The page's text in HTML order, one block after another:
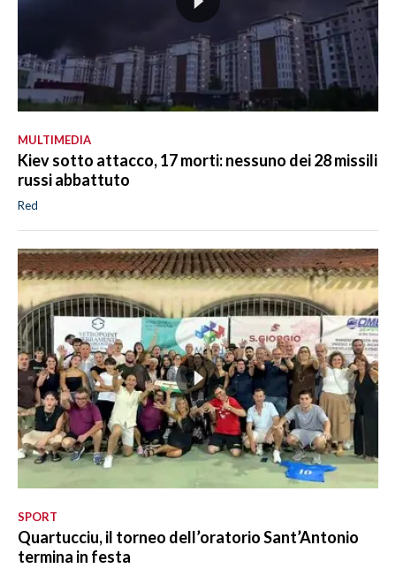
MULTIMEDIA
Kiev sotto attacco, 17 morti: nessuno dei 28 missili
russi abbattuto
Red
SPORT
Quartucciu, il torneo dell’oratorio Sant’Antonio
termina in festa